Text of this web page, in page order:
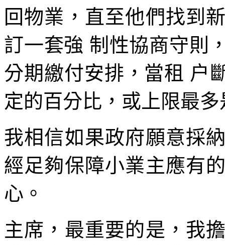
回物業，直至他們找到
訂一套強 制性協商守則
分期繳付安排，當租 户
定的百分比，或上限最
我相信如果政府願意採
經足夠保障小業主應有
心。
主席，最重要的是，我